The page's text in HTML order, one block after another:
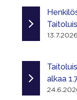
13.7.2026
alkaa